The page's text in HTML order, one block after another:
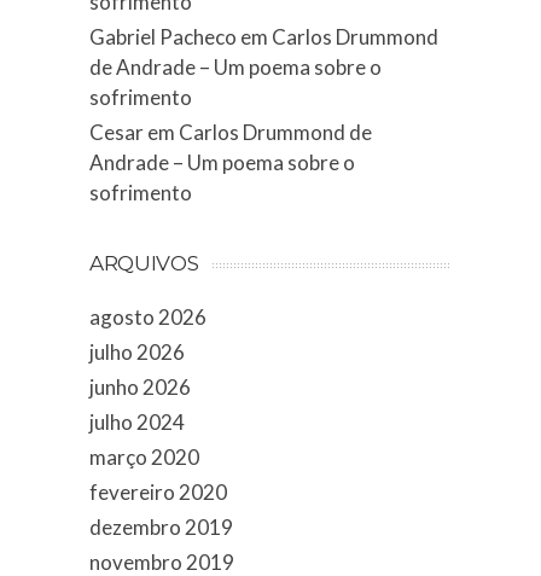
Gabriel Pacheco em Carlos Drummond
de Andrade – Um poema sobre o
sofrimento
Cesarem Carlos Drummond de
Andrade – Um poema sobre o
sofrimento
ARQUIVOS
agosto 2026
julho 2026
junho 2026
julho 2024
março 2020
fevereiro 2020
dezembro 2019
novembro 2019